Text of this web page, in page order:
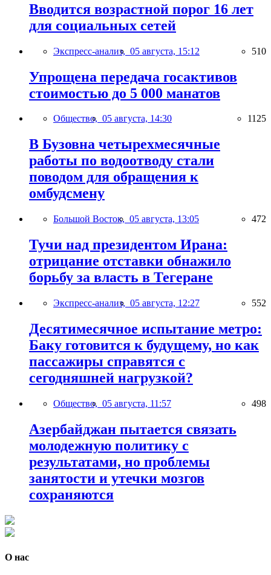
Вводится возрастной порог 16 лет
для социальных сетей
Экспресс-анализ, 05 августа, 15:12 510
Упрощена передача госактивов
стоимостью до 5 000 манатов
Общество, 05 августа, 14:30 1125
В Бузовна четырехмесячные
работы по водоотводу стали
поводом для обращения к
омбудсмену
Большой Восток, 05 августа, 13:05 472
Тучи над президентом Ирана:
отрицание отставки обнажило
борьбу за власть в Тегеране
Экспресс-анализ, 05 августа, 12:27 552
Десятимесячное испытание метро:
Баку готовится к будущему, но как
пассажиры справятся с
сегодняшней нагрузкой?
Общество, 05 августа, 11:57 498
Азербайджан пытается связать
молодежную политику с
результатами, но проблемы
занятости и утечки мозгов
сохраняются
О нас